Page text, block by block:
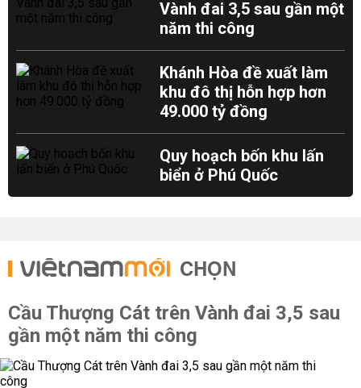
Vành đai 3,5 sau gần một
năm thi công
Khánh Hòa đề xuất làm
khu đô thị hỗn hợp hơn
49.000 tỷ đồng
Quy hoạch bốn khu lấn
biển ở Phú Quốc
CHỌN
Cầu Thượng Cát trên Vành đai 3,5 sau
gần một năm thi công